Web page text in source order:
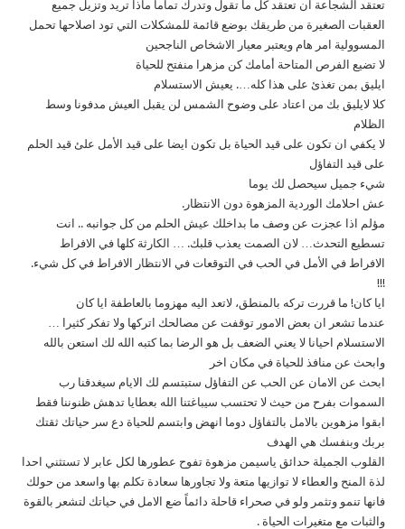
تعتقد الشجاعة ان تعتقد كل ما تقول وتدرك تماما ماذا تريد وتزيل جميع
العقبات الصغيرة من طريقك بوضع قائمة للمشكلات التي تود اصلاحها تحمل
المسوولية امر هام ويعتبر معيار الاشخاص الناجحين
لا تضيع الفرص المتاحة أمامك كن مزهرا منفتح للحياة
ايليق بمن تغذئ على هذا كله…. يعيش الاستسلام
كلا لايليق بك من اعتاد على وضوح الشمس لن يقبل العيش مدفونا وسط
الظلام
لا يكفي ان تكون على قيد الحياة بل تكون ايضا على قيد الأمل علئ قيد الحلم
على قيد التفاؤل
شيء جميل سيحصل لك يوما
عش احلامك الوردية المزهوة دون الانتظار.
مؤلم اذا عجزت عن وصف ما بداخلك عيش الحلم من كل جوانبه .. انت
تسطيع التحدث… لان الصمت يعذب قلبك. … الكارثة كلها في الافراط
الافراط في الأمل في الحب في التوقعات في الانتظار الافراط في كل شيء.
!!!
ايا كان! ما قررت تركه بالمنطق، لاتعد اليه مهزوما بالعاطفة ايا كان
عندما تشعر ان بعض الامور توقفت عن مصالحك اتركها ولا تفكر كثيرا …
الاستسلام احيانا لا يعني الضعف بل هو الرضا بما كتبه الله لك استعن بالله
وابحث عن منافذ للحياة في مكان اخر
ابحث عن الامان عن الحب عن التفاؤل ستبتسم لك الايام سيغدقنا رب
السموات بفرح من حيث لا تحتسب سيباغتنا الله بعطايا تدهش ظنوننا فقط
ابقوا مزهوين بالامل بالتفاؤل دوما انهض وابتسم للحياة دع سر حياتك ثقتك
بربك وبنفسك هي الهدف
القلوب الجميلة حدائق ياسيمن مزهوة تفوح عطورها لكل عابر لا تستثني احدا
لذة المنح والعطاء لا توازيها متعة ولا تجاورها سعادة تكلم بها واسعد من حولك
فانها تنمو وتثمر ولو في صحراء قاحلة دائماً ضع الامل في حياتك لتشعر بالقوة
والثبات مع متغيرات الحياة .